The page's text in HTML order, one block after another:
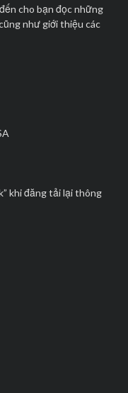
cho bạn đọc những
như giới thiệu các
khi đăng tải lại thông